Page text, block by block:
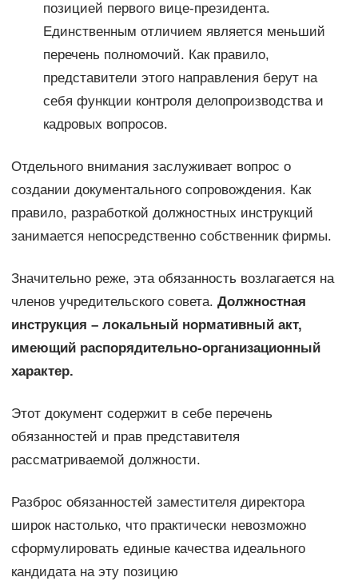
позицией первого вице-президента.
Единственным отличием является меньший
перечень полномочий. Как правило,
представители этого направления берут на
себя функции контроля делопроизводства и
кадровых вопросов.
Отдельного внимания заслуживает вопрос о
создании документального сопровождения. Как
правило, разработкой должностных инструкций
занимается непосредственно собственник фирмы.
Значительно реже, эта обязанность возлагается на
членов учредительского совета. Должностная
инструкция – локальный нормативный акт,
имеющий распорядительно-организационный
характер.
Этот документ содержит в себе перечень
обязанностей и прав представителя
рассматриваемой должности.
Разброс обязанностей заместителя директора
широк настолько, что практически невозможно
сформулировать единые качества идеального
кандидата на эту позицию